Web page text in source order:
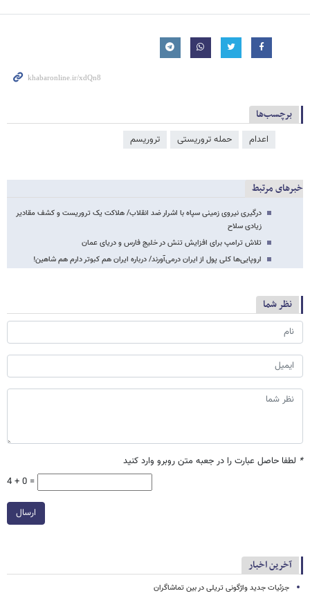
برچسب‌ها
اعدام حمله تروریستی تروریسم
خبرهای مرتبط
درگیری نیروی زمینی سپاه با اشرار ضد انقلاب/ هلاکت یک تروریست و کشف مقادیر
زیادی سلاح
تلاش ترامپ برای افزایش تنش در خلیج فارس و دریای عمان
اروپایی‌ها کلی‌ پول از ایران درمی‌آورند/ درباره ایران هم کبوتر دارم هم شاهین!
نظر شما
* لطفا حاصل عبارت را در جعبه متن روبرو وارد کنید
4 + 0 =
ارسال
آخرین اخبار
جزئیات جدید واژگونی تریلی در بین تماشاگران